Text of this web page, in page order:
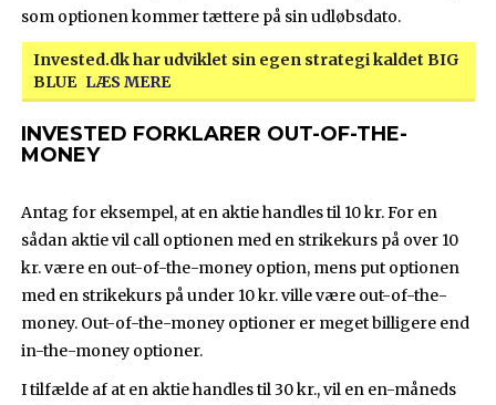
som optionen kommer tættere på sin udløbsdato.
Invested.dk har udviklet sin egen strategi kaldet BIG
BLUE LÆS MERE
INVESTED FORKLARER OUT-OF-THE-
MONEY
Antag for eksempel, at en aktie handles til 10 kr. For en
sådan aktie vil call optionen med en strikekurs på over 10
kr. være en out-of-the-money option, mens put optionen
med en strikekurs på under 10 kr. ville være out-of-the-
money. Out-of-the-money optioner er meget billigere end
in-the-money optioner.
I tilfælde af at en aktie handles til 30 kr., vil en en-måneds